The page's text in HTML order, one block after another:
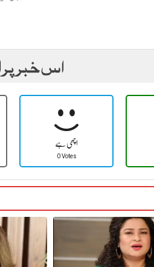
اس خبر پر
اچھی ہے
0 Votes